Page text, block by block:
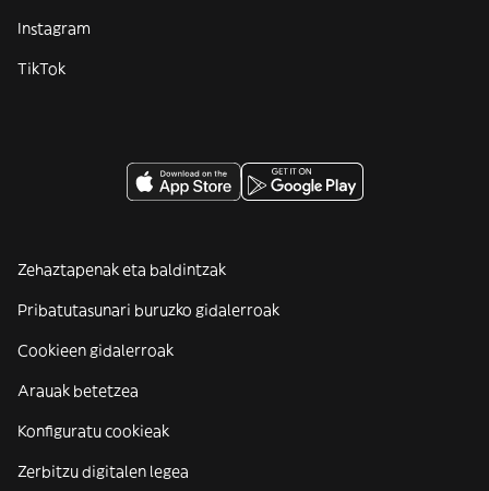
Instagram
TikTok
Zehaztapenak eta baldintzak
Pribatutasunari buruzko gidalerroak
Cookieen gidalerroak
Arauak betetzea
Konfiguratu cookieak
Zerbitzu digitalen legea